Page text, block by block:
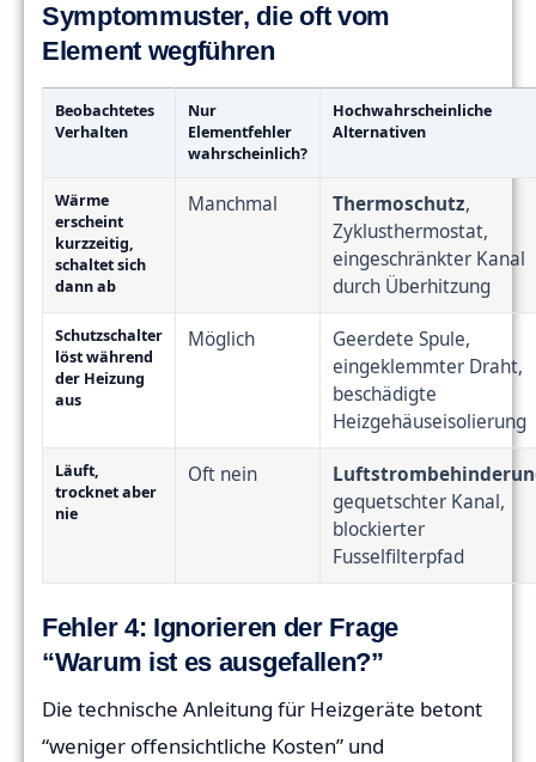
Symptommuster, die oft vom
Element wegführen
Beobachtetes
Verhalten
Nur
Elementfehler
wahrscheinlich?
Hochwahrscheinliche
Alternativen
Wärme
erscheint
kurzzeitig,
schaltet sich
dann ab
Manchmal Thermoschutz,
Zyklusthermostat,
eingeschränkter Kanal
durch Überhitzung
Schutzschalter
löst während
der Heizung
aus
Möglich
Geerdete Spule,
eingeklemmter Draht,
beschädigte
Heizgehäuseisolierung
Läuft,
trocknet aber
nie
Oft nein
gequetschter Kanal,
blockierter
Fusselfilterpfad
Fehler 4: Ignorieren der Frage
“Warum ist es ausgefallen?”
Die technische Anleitung für Heizgeräte betont
“weniger offensichtliche Kosten” und